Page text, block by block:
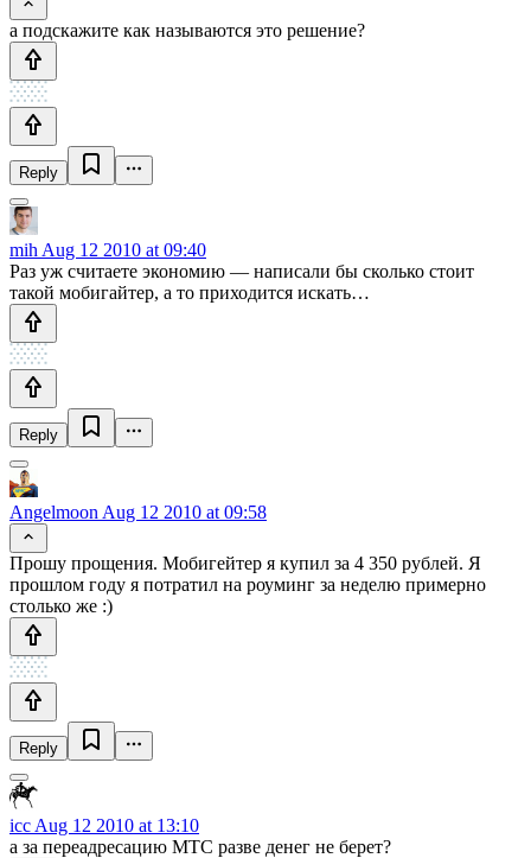
а подскажите как называются это решение?
Reply
mih Aug 12 2010 at 09:40
Раз уж считаете экономию — написали бы сколько стоит
такой мобигайтер, а то приходится искать…
Reply
Angelmoon Aug 12 2010 at 09:58
Прошу прощения. Мобигейтер я купил за 4 350 рублей. Я
прошлом году я потратил на роуминг за неделю примерно
столько же :)
Reply
icc Aug 12 2010 at 13:10
а за переадресацию МТС разве денег не берет?